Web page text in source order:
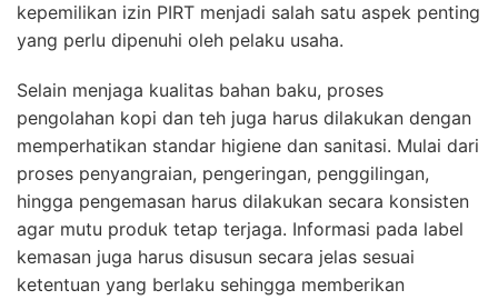
kepemilikan izin PIRT menjadi salah satu aspek penting
yang perlu dipenuhi oleh pelaku usaha.
Selain menjaga kualitas bahan baku, proses
pengolahan kopi dan teh juga harus dilakukan dengan
memperhatikan standar higiene dan sanitasi. Mulai dari
proses penyangraian, pengeringan, penggilingan,
hingga pengemasan harus dilakukan secara konsisten
agar mutu produk tetap terjaga. Informasi pada label
kemasan juga harus disusun secara jelas sesuai
ketentuan yang berlaku sehingga memberikan